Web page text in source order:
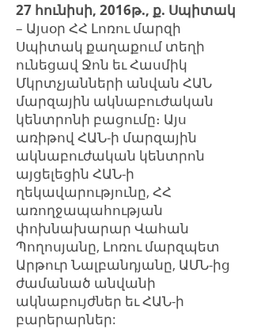
27 հունիսի, 2016թ., ք. Սպիտակ
– Այսօր ՀՀ Լոռու մարզի
Սպիտակ քաղաքում տեղի
ունեցավ Ջոն եւ Հասմիկ
Մկրտչյանների անվան ՀԱՆ
մարզային ակնաբուժական
կենտրոնի բացումը։ Այս
առիթով ՀԱՆ-ի մարզային
ակնաբուժական կենտրոն
այցելեցին ՀԱՆ-ի
ղեկավարությունը, ՀՀ
առողջապահության
փոխնախարար Վահան
Պողոսյանը, Լոռու մարզպետ
Արթուր Նալբանդյանը, ԱՄՆ-ից
ժամանած անվանի
ակնաբույժներ եւ ՀԱՆ-ի
բարերարներ: